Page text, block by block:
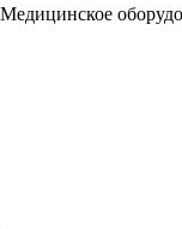
Медицинское